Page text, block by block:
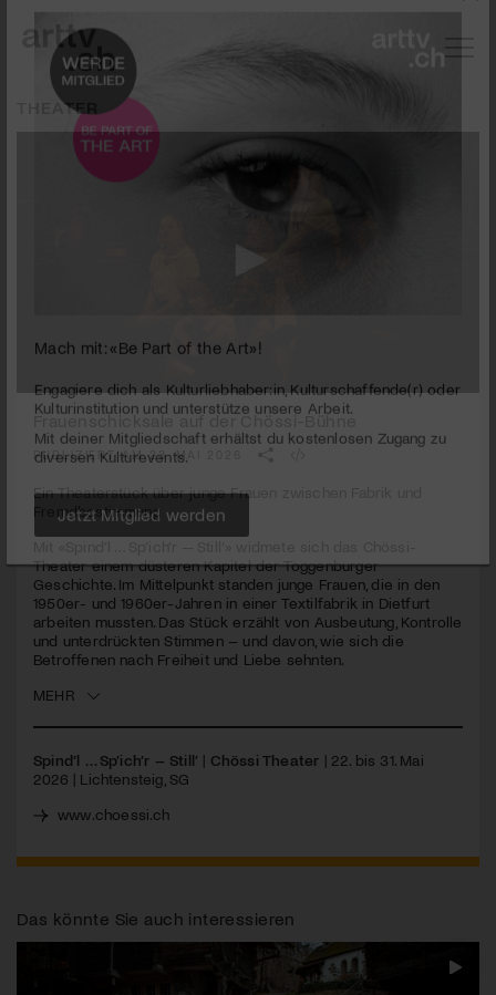
THEATER
seconds
20
seconds
Frauenschicksale auf der Chössi-Bühne
PUBLIZIERT AM 23. MAI 2026
Ein Theaterstück über junge Frauen zwischen Fabrik und
Fremdbestimmung
Theater einem düsteren Kapitel der Toggenburger
Geschichte. Im Mittelpunkt standen junge Frauen, die in den
1950er- und 1960er-Jahren in einer Textilfabrik in Dietfurt
arbeiten mussten. Das Stück erzählt von Ausbeutung, Kontrolle
und unterdrückten Stimmen – und davon, wie sich die
Betroffenen nach Freiheit und Liebe sehnten.
MEHR
Spind’l … Sp’ich’r – Still’ | Chössi Theater | 22. bis 31. Mai
2026 | Lichtensteig, SG
www.choessi.ch
Das könnte Sie auch interessieren
Mach mit: «Be Part of the Art»!
Kulturinstitution und unterstütze unsere Arbeit.
diversen Kulturevents.